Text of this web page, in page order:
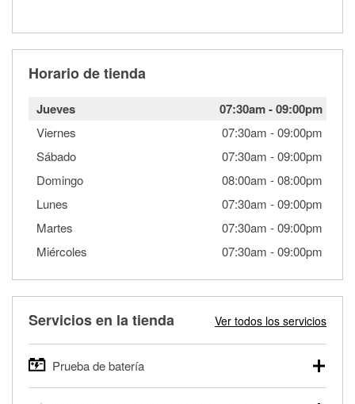
Horario de tienda
Jueves 07:30am-09:00pm
Viernes 07:30am -09:00pm
Sábado
07:30am -09:00pm
Domingo
08:00am -08:00pm
Lunes
07:30am -09:00pm
Martes
07:30am -09:00pm
Miércoles
07:30am -09:00pm
Servicios en la tienda Ver todos los servicios
Prueba de batería